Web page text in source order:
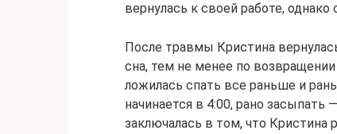
вернулась к своей работе, однако
После травмы Кристина
сна, тем не менее по
ложилась спать все раньше и
начинается в 4:00, рано засыпать
заключалась в том, что Кристина